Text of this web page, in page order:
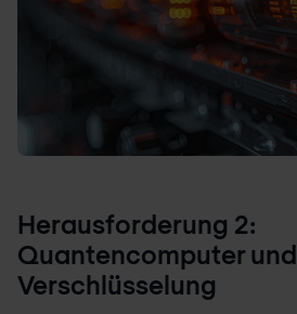
Herausforderung 2:
Quantencomputer und
Verschlüsselung